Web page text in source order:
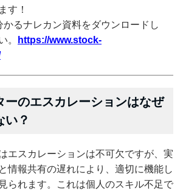
す！
るナレカン資料をダウンロードし
。
https://www.stock-
ーのエスカレーションはなぜ
い？
エスカレーションは不可欠ですが、実
情報共有の遅れにより、適切に機能し
られます。これは個人のスキル不足で